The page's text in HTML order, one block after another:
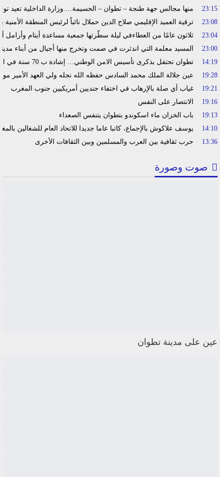
23:15
منها مجالس جهة طنجة – تطوان – الحسيمة….وزارة الداخلية تعيد
23:08
ترقية العميد الإقليمي صلاح الدين حملال نائباً لرئيس المنطقة الأمنية
23:04
ثلاثون عامًا من العطاءفي ليلة سطّرتها جمعية مساعدة أيتام وأرامل
23:00
المسيد معلمة التي اندثرت في صمت وتخرج منها أجيال من أبناء
14:19
تطوان تحتفل بذكرى تأسيس الامن الوطني… إشادة ب 70 سنة في الحفاظ على استقرار الوطن وضمان أمن المواطنين
19:28
عين جلالة الملك محمد السادس حفظه الله نجله ولي العهد الأمير
19:21
غياب أي صلة بالإرهاب في اختفاء جنديين أمريكيين جنوب المغرب
19:16
الانتصار على النفس
19:13
باب الخزان ماء اسكوندو بتطوان يتنفس الصعداء
14:10
يوسف علاكوش بالإجماع، كاتبا عاما جديدا للاتحاد العام للشغالين
13:36
حرب ثقافية بين العرب والمسلمين وبين الثقافات الأخرى
صوت وصورة
عين على مدينة تطوان